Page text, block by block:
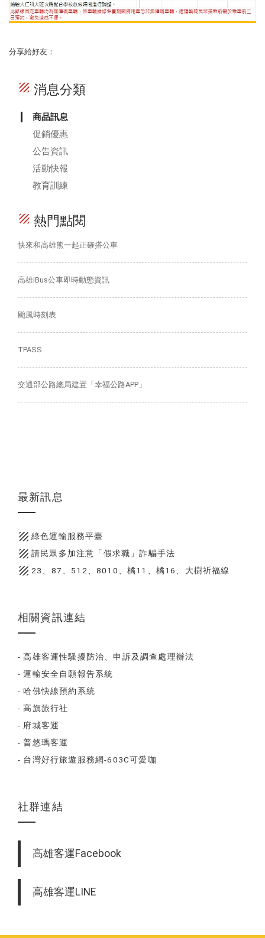
分享給好友：
texture 消息分類
商品訊息
促銷優惠
公告資訊
活動快報
教育訓練
texture 熱門點閱
快來和高雄熊一起正確搭公車
高雄iBus公車即時動態資訊
颱風時刻表
TPASS
交通部公路總局建置「幸福公路APP」
最新訊息
texture 綠色運輸服務平臺
texture 請民眾多加注意「假求職」詐騙手法
texture 23、87、512、8010、橘11、橘16、大樹祈福線
相關資訊連結
- 高雄客運性騷擾防治、申訴及調查處理辦法
- 運輸安全自願報告系統
- 哈佛快線預約系統
- 高旗旅行社
- 府城客運
- 普悠瑪客運
- 台灣好行旅遊服務網-603C可愛咖
社群連結
高雄客運Facebook
高雄客運LINE